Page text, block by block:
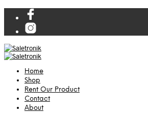
Home
Shop
Rent Our Product
Contact
About